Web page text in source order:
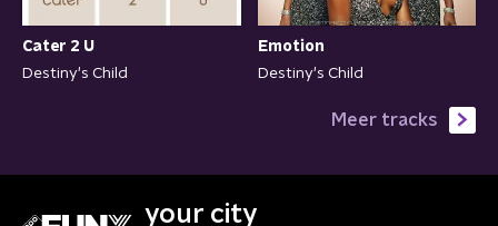
Cater 2 U
Destiny's Child
Emotion
Destiny's Child
Meer tracks
your city